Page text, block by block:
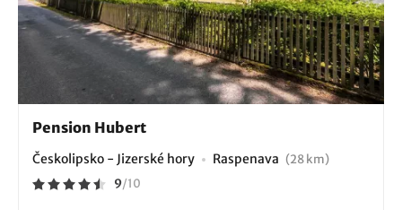
Pension Hubert
Českolipsko - Jizerské hory Raspenava (28 km)
9/10